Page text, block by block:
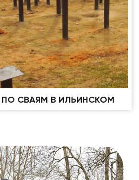
СВАЯМ В ИЛЬИНСКОМ